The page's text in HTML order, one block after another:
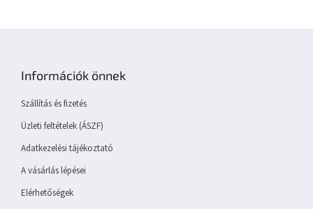
Információk önnek
Szállítás és fizetés
Üzleti feltételek (ÁSZF)
Adatkezelési tájékoztató
A vásárlás lépései
Elérhetőségek